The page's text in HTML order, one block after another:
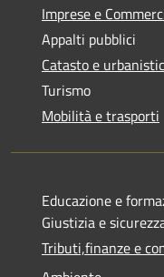
Imprese e
Appalti pubblici
Catasto e
Turismo
Mobilità e trasporti
Educazione e
Giustizia e
Tributi,finanze e